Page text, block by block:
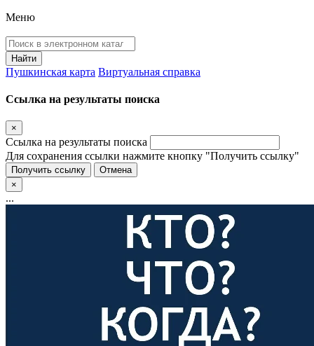
Меню
Пушкинская карта Виртуальная справка
Ссылка на результаты поиска
×
Ссылка на результаты поиска
Для сохранения ссылки нажмите кнопку "Получить ссылку"
Получить ссылку
Отмена
×
...